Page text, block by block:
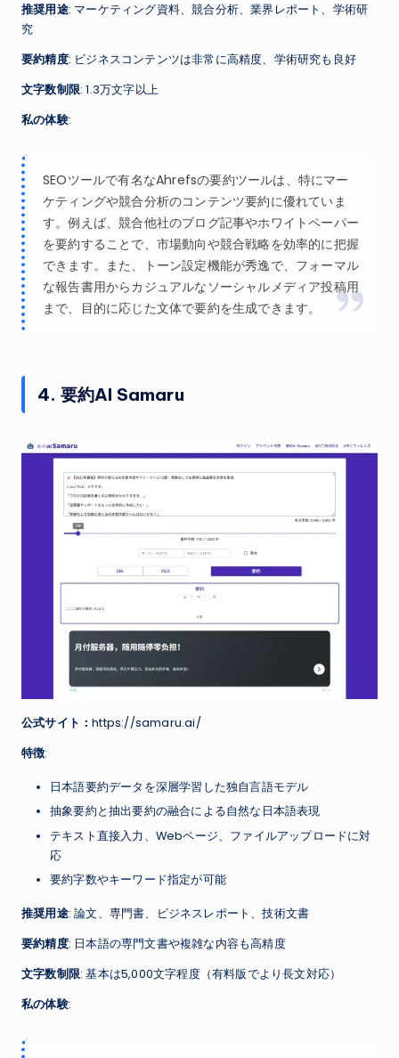
推奨用途: マーケティング資料、競合分析、業界レポート、学術研
究
要約精度: ビジネスコンテンツは非常に高精度、学術研究も良好
文字数制限: 1.3万文字以上
私の体験:
SEOツールで有名なAhrefsの要約ツールは、特にマー
ケティングや競合分析のコンテンツ要約に優れていま
す。例えば、競合他社のブログ記事やホワイトペーパー
を要約することで、市場動向や競合戦略を効率的に把握
できます。また、トーン設定機能が秀逸で、フォーマル
な報告書用からカジュアルなソーシャルメディア投稿用
まで、目的に応じた文体で要約を生成できます。
4. 要約AI Samaru
公式サイト：https://samaru.ai/
特徴:
日本語要約データを深層学習した独自言語モデル
抽象要約と抽出要約の融合による自然な日本語表現
テキスト直接入力、Webページ、ファイルアップロードに対
応
要約字数やキーワード指定が可能
推奨用途: 論文、専門書、ビジネスレポート、技術文書
要約精度: 日本語の専門文書や複雑な内容も高精度
文字数制限: 基本は5,000文字程度（有料版でより長文対応）
私の体験: